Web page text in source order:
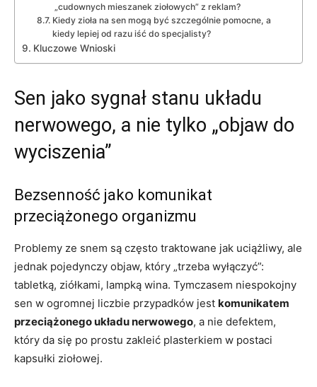
„cudownych mieszanek ziołowych” z reklam?
Kiedy zioła na sen mogą być szczególnie pomocne, a
kiedy lepiej od razu iść do specjalisty?
Kluczowe Wnioski
Sen jako sygnał stanu układu
nerwowego, a nie tylko „objaw do
wyciszenia”
Bezsenność jako komunikat
przeciążonego organizmu
Problemy ze snem są często traktowane jak uciążliwy, ale
jednak pojedynczy objaw, który „trzeba wyłączyć”:
tabletką, ziółkami, lampką wina. Tymczasem niespokojny
sen w ogromnej liczbie przypadków jest komunikatem
przeciążonego układu nerwowego, a nie defektem,
który da się po prostu zakleić plasterkiem w postaci
kapsułki ziołowej.